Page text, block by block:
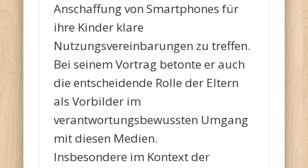
Anschaffung von Smartphones für
ihre Kinder klare
Nutzungsvereinbarungen zu treffen.
Bei seinem Vortrag betonte er auch
die entscheidende Rolle der Eltern
als Vorbilder im
verantwortungsbewussten Umgang
mit diesen Medien.
Insbesondere im Kontext der